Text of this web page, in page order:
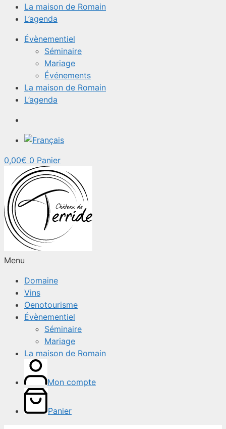
La maison de Romain
L’agenda
Évènementiel
Séminaire
Mariage
Événements
La maison de Romain
L’agenda
0,00€ 0 Panier
Menu
Domaine
Vins
Oenotourisme
Évènementiel
Séminaire
Mariage
La maison de Romain
Mon compte
Panier